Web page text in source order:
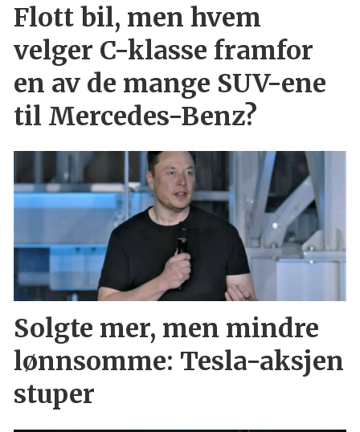
Flott bil, men hvem
velger C-klasse framfor
en av de mange SUV-ene
til Mercedes-Benz?
Solgte mer, men mindre
lønnsomme: Tesla-aksjen
stuper